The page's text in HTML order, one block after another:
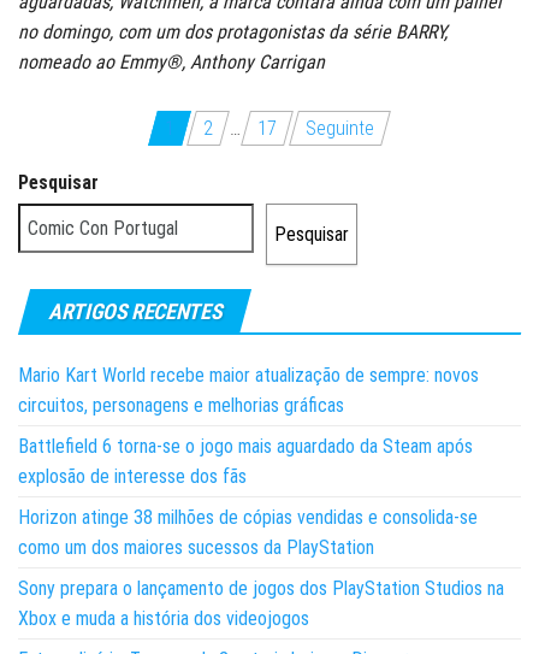
no domingo, com um dos protagonistas da série BARRY,
nomeado ao Emmy®, Anthony Carrigan
Paginação
dos
conteúdos
1 2 17 Seguinte
Pesquisar
Pesquisar
ARTIGOS RECENTES
Mario Kart World recebe maior atualização de sempre: novos
circuitos, personagens e melhorias gráficas
Battlefield 6 torna-se o jogo mais aguardado da Steam após
explosão de interesse dos fãs
Horizon atinge 38 milhões de cópias vendidas e consolida-se
como um dos maiores sucessos da PlayStation
Sony prepara o lançamento de jogos dos PlayStation Studios na
Xbox e muda a história dos videojogos